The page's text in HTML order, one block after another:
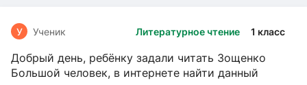
Литературное чтение 1 класс
У Ученик
Добрый день, ребёнку задали читать Зощенко
Большой человек, в интернете найти данный